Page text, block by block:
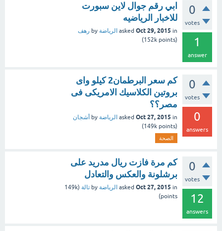
0
votes
1
answer
ابي رقم جوال لاين سبورت
للاخبار الرياضيه
asked Oct 29, 2015 in الرياضة by رهف
(
152k points)
0
votes
0
answers
كم سعر البرطمان2 كيلو واى
بروتين الكلاسيك الامريكى فى
مصر؟؟
asked Oct 27, 2015 in الرياضة by أشجان
(
149k points)
الصحة
0
votes
12
answers
كم مرة فازت ريال مدريد على
برشلونة والعكس والتعادل
asked Oct 27, 2015 in الرياضة by تالة (
149k
points)